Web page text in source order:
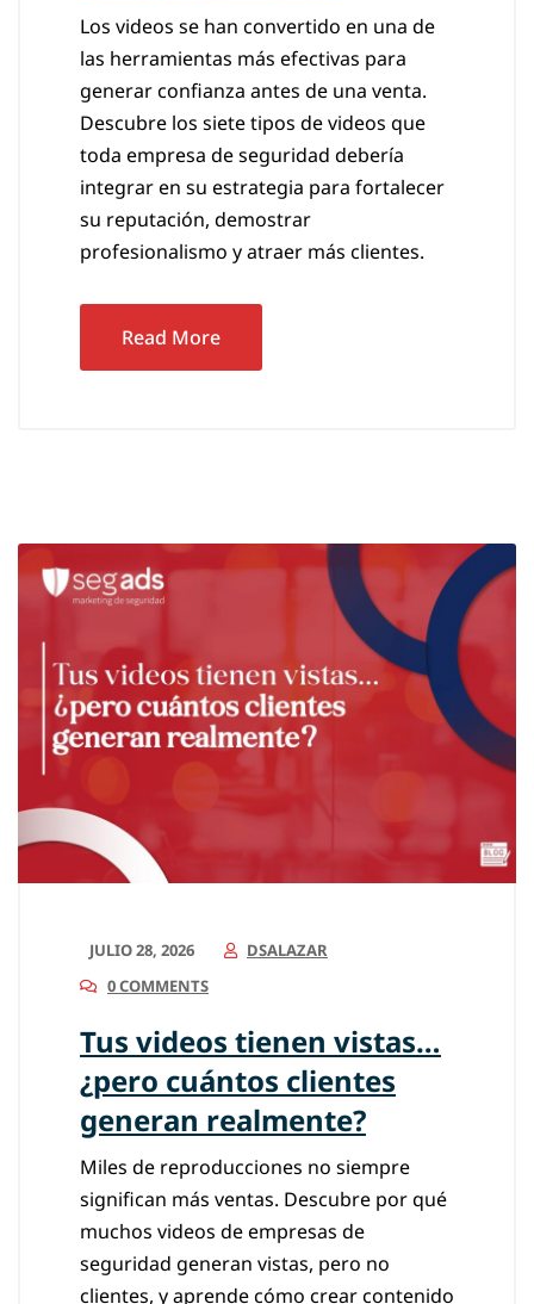
Los videos se han convertido en una de
las herramientas más efectivas para
generar confianza antes de una venta.
Descubre los siete tipos de videos que
toda empresa de seguridad debería
integrar en su estrategia para fortalecer
su reputación, demostrar
profesionalismo y atraer más clientes.
Read More
JULIO 28, 2026
DSALAZAR
0 COMMENTS
Tus videos tienen vistas…
¿pero cuántos clientes
generan realmente?
Miles de reproducciones no siempre
significan más ventas. Descubre por qué
muchos videos de empresas de
seguridad generan vistas, pero no
clientes, y aprende cómo crear contenido